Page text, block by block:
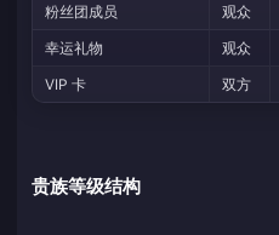
粉丝团成员
观众
幸运礼物
观众
VIP 卡
双方
贵族等级结构